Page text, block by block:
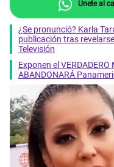
Únete al
¿Se pronunció? Karla
publicación tras
Televisión
Exponen el
ABANDONARÁ